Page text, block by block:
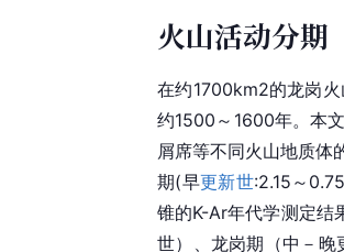
火山活动分期
在约1700km2的龙岗
约1500～1600年。本
屑席等不同火山地质体
期(早更新世:2.15～
锥的K-Ar年代学测定结
世）、龙岗期（中－